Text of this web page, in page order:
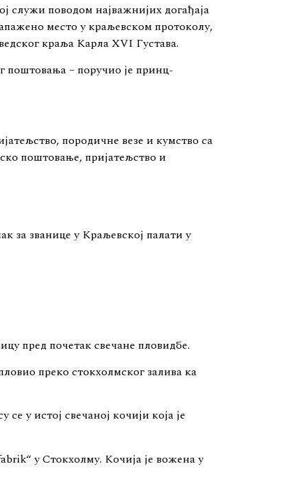
служи поводом најважнијих догађаја
место у краљевском протоколу,
краља Карла XVI Густава.
поштовања – поручио је принц-
породичне везе и кумство са
поштовање, пријатељство и
за званице у Краљевској палати у
пред почетак свечане пловидбе.
преко стокхолмског залива ка
у истој свечаној кочији која је
у Стокхолму. Кочија је вожена у